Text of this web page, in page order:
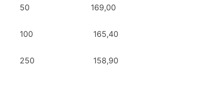
50 169,00
100 165,40
250 158,90